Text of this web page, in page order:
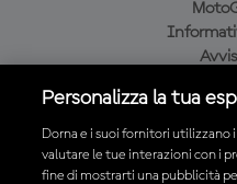
Personalizza la tua
Dorna e i suoi fornitori utilizzano
valutare le tue interazioni con i
fine di mostrarti una pubblicità